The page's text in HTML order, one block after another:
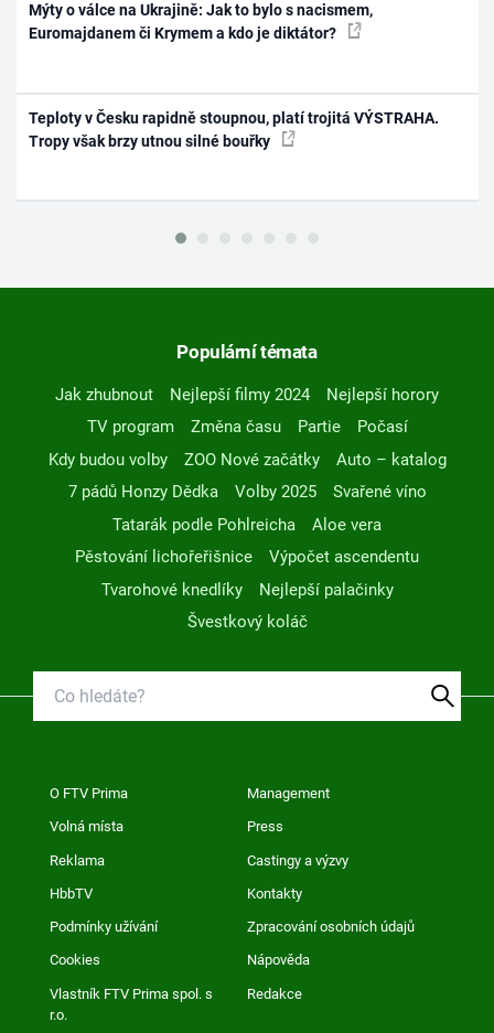
Mýty o válce na Ukrajině: Jak to bylo s nacismem,
Euromajdanem či Krymem a kdo je diktátor?
Teploty v Česku rapidně stoupnou, platí trojitá VÝSTRAHA.
Tropy však brzy utnou silné bouřky
Populární témata
Jak zhubnout Nejlepší filmy 2024
Nejlepší horory
TV program
Změna času Partie
Počasí
Kdy budou volby
ZOO Nové začátky
Auto – katalog
7 pádů Honzy Dědka
Volby 2025
Svařené víno
Tatarák podle Pohlreicha
Aloe vera
Pěstování lichořeřišnice
Výpočet ascendentu
Tvarohové knedlíky
Nejlepší palačinky
Švestkový koláč
O FTV Prima Management
Volná místa Press
Reklama Castingy a výzvy
HbbTV Kontakty
Podmínky užívání Zpracování osobních údajů
Cookies Nápověda
Vlastník FTV Prima spol. s
r.o.
Redakce